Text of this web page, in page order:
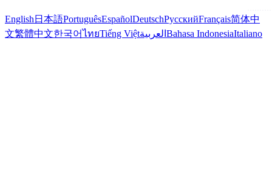
English 日本語PortuguêsEspañolDeutschРусскийFrançais简体中
文繁體中文한국어ไทยTiếng Việtالعربية Bahasa IndonesiaItaliano